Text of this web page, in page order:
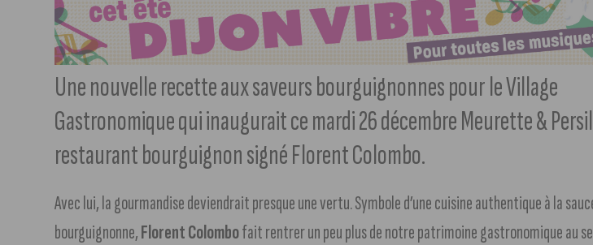
Une nouvelle recette aux saveurs bourguignonnes pour le Village
Gastronomique qui inaugurait ce mardi 26 décembre Meurette &
restaurant bourguignon signé Florent Colombo.
Avec lui, la gourmandise deviendrait presque une vertu. Symbole d’une cuisine authentique à la
bourguignonne,Florent Colombofait rentrer un peu plus de notre patrimoine gastronomique au